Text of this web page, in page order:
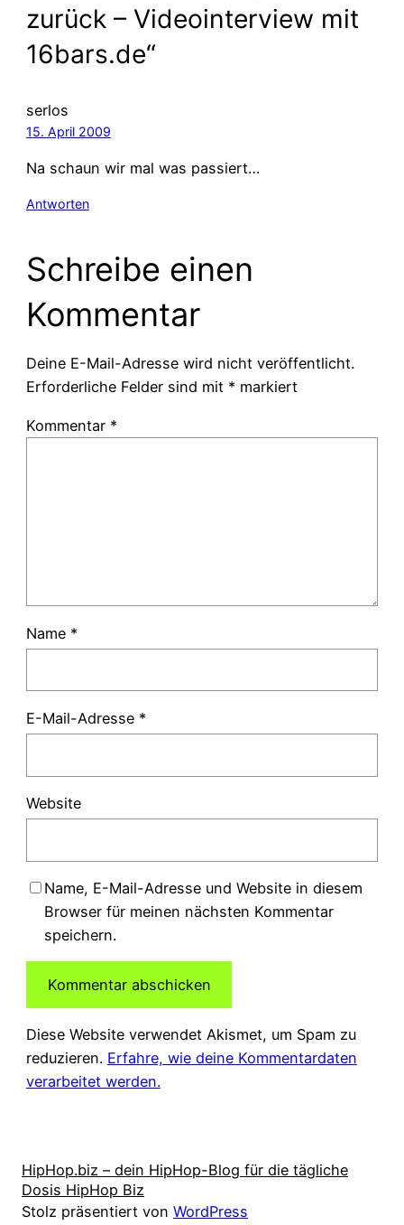
zurück – Videointerview mit
16bars.de“
serlos
15. April 2009
Na schaun wir mal was passiert…
Antworten
Schreibe einen
Kommentar
Deine E-Mail-Adresse wird nicht veröffentlicht.
Erforderliche Felder sind mit * markiert
Kommentar *
Name *
E-Mail-Adresse *
Website
Name, E-Mail-Adresse und Website in diesem
Browser für meinen nächsten Kommentar
speichern.
Diese Website verwendet Akismet, um Spam zu
reduzieren. Erfahre, wie deine Kommentardaten
verarbeitet werden.
HipHop.biz – dein HipHop-Blog für die tägliche
Dosis HipHop Biz
Stolz präsentiert von WordPress